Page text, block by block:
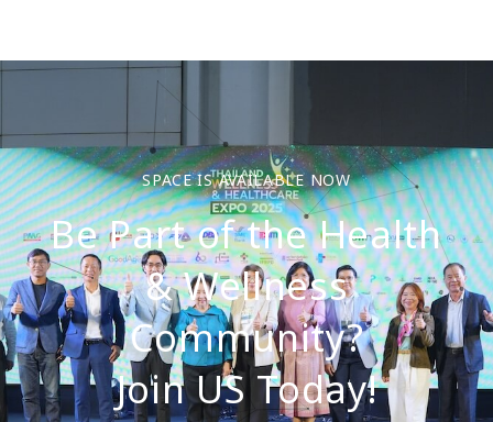
SPACE IS AVAILABLE NOW
Be Part of the Health
& Wellness
Community?
Join US Today!